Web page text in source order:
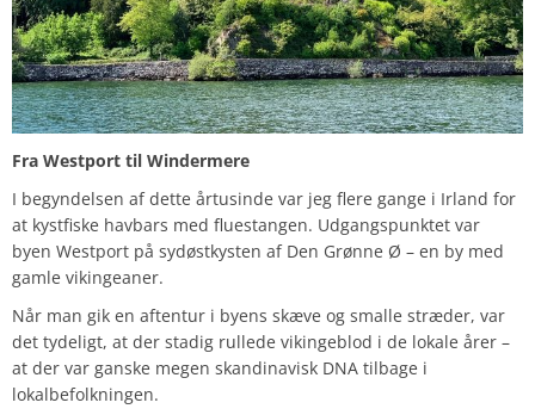
Fra Westport til Windermere
I begyndelsen af dette årtusinde var jeg flere gange i Irland for
at kystfiske havbars med fluestangen. Udgangspunktet var
byen Westport på sydøstkysten af Den Grønne Ø – en by med
gamle vikingeaner.
Når man gik en aftentur i byens skæve og smalle stræder, var
det tydeligt, at der stadig rullede vikingeblod i de lokale årer –
at der var ganske megen skandinavisk DNA tilbage i
lokalbefolkningen.